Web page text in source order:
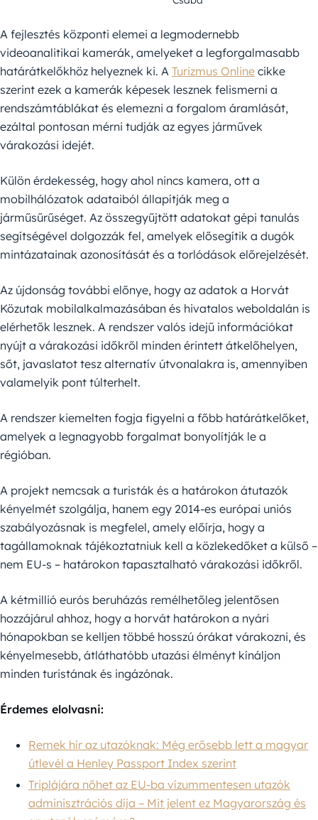
A fejlesztés központi elemei a legmodernebb
videoanalitikai kamerák, amelyeket a legforgalmasabb
határátkelőkhöz helyeznek ki. A Turizmus Online cikke
szerint ezek a kamerák képesek lesznek felismerni a
rendszámtáblákat és elemezni a forgalom áramlását,
ezáltal pontosan mérni tudják az egyes járművek
várakozási idejét.
Külön érdekesség, hogy ahol nincs kamera, ott a
mobilhálózatok adataiból állapítják meg a
járműsűrűséget. Az összegyűjtött adatokat gépi tanulás
segítségével dolgozzák fel, amelyek elősegítik a dugók
mintázatainak azonosítását és a torlódások előrejelzését.
Az újdonság további előnye, hogy az adatok a Horvát
Közutak mobilalkalmazásában és hivatalos weboldalán is
elérhetők lesznek. A rendszer valós idejű információkat
nyújt a várakozási időkről minden érintett átkelőhelyen,
sőt, javaslatot tesz alternatív útvonalakra is, amennyiben
valamelyik pont túlterhelt.
A rendszer kiemelten fogja figyelni a főbb határátkelőket,
amelyek a legnagyobb forgalmat bonyolítják le a
régióban.
A projekt nemcsak a turisták és a határokon átutazók
kényelmét szolgálja, hanem egy 2014-es európai uniós
szabályozásnak is megfelel, amely előírja, hogy a
tagállamoknak tájékoztatniuk kell a közlekedőket a külső –
nem EU-s – határokon tapasztalható várakozási időkről.
A kétmillió eurós beruházás remélhetőleg jelentősen
hozzájárul ahhoz, hogy a horvát határokon a nyári
hónapokban se kelljen többé hosszú órákat várakozni, és
kényelmesebb, átláthatóbb utazási élményt kínáljon
minden turistának és ingázónak.
Érdemes elolvasni:
Remek hír az utazóknak: Még erősebb lett a magyar
útlevél a Henley Passport Index szerint
Triplájára nőhet az EU-ba vízummentesen utazók
adminisztrációs díja – Mit jelent ez Magyarország és